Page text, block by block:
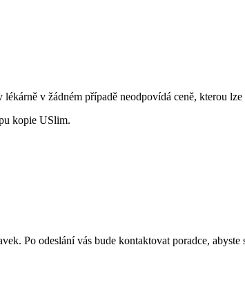
v žádném případě neodpovídá ceně, kterou
kopie USlim.
Po odeslání vás bude kontaktovat poradce, abyste